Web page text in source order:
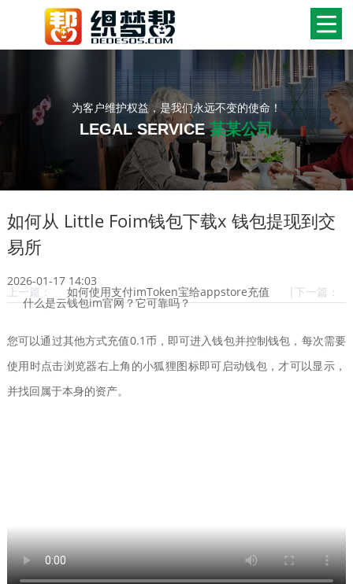
为客户维护权益，是我们永远不变的使命！
LEGAL SERVICE某某公司
如何从 Little Foim钱包下载x 钱包提现到交
易所
2026-01-17 14:03
上一篇： 如何使用支付imToken宝给appstore充值 |下一篇：
什么是云钱包im官网？它可靠吗？
您可以通过其他方式充值0.1币，即可进入钱包并控制钱包，每次需要
使用时点击浏览器右上角的小狐狸图标即可启动钱包，才可以显示，
并找回属于本身的资产。